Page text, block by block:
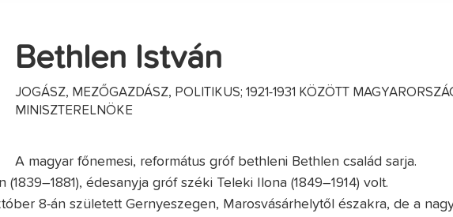
Bethlen István
JOGÁSZ, MEZŐGAZDÁSZ, POLITIKUS; 1921-1931 KÖZÖTT
MINISZTERELNÖKE
A magyar főnemesi, református gróf bethleni Bethlen család sarja.
édesanyja gróf széki Teleki Ilona (1849–1914) volt.
8-án született Gernyeszegen, Marosvásárhelytől északra, de a